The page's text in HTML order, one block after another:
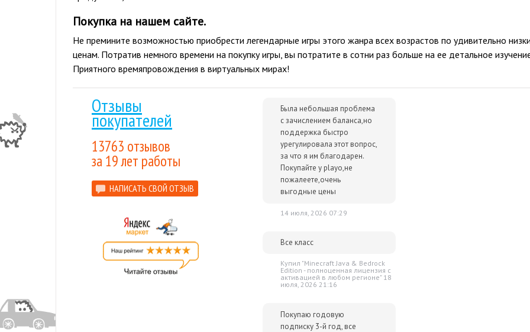
Покупка на нашем сайте.
Не премините возможностью приобрести легендарные игры этого жанра всех возрастов по удивительно
ценам. Потратив немного времени на покупку игры, вы потратите в сотни раз больше на ее детальное
Приятного времяпровождения в виртуальных мирах!
Отзывы
покупателей
13763 отзывов
за 19 лет работы
НАПИСАТЬ СВОЙ ОТЗЫВ
Была небольшая проблема
с зачислением баланса,но
поддержка быстро
урегулировала этот вопрос,
за что я им благодарен.
Покупайте у playo,не
пожалеете,очень
выгодные цены
14 июля, 2026 07:29
Все класс
Купил "Minecraft Java & Bedrock
Edition - полноценная лицензия c
активацией в любом регионе" 18
июля, 2026 21:16
Покупаю годовую
подписку 3-й год, все